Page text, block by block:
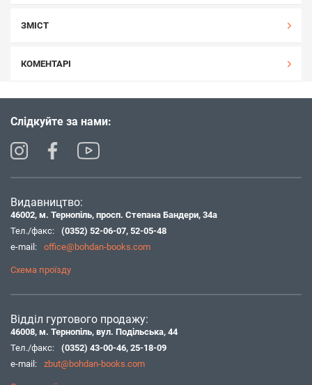
ЗМІСТ
КОМЕНТАРІ
Слідкуйте за нами:
Видавництво:
46002, м. Тернопіль, просп. Степана Бандери, 34а
Тел./факс:
(0352) 52-06-07, 52-05-48
e-mail:
office@bohdan-books.com
Схема проїзду
Відділ гуртового продажу:
46008, м. Тернопіль, вул. Подільська, 44
Тел./факс:
(0352) 43-00-46, 25-18-09
e-mail:
zbut@bohdan-books.com